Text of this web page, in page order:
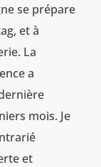
se prépare
et à
La
a
mois. Je
et